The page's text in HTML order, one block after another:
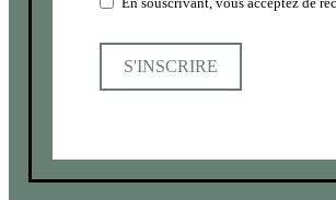
En souscrivant, vous acceptez de
S'INSCRIRE